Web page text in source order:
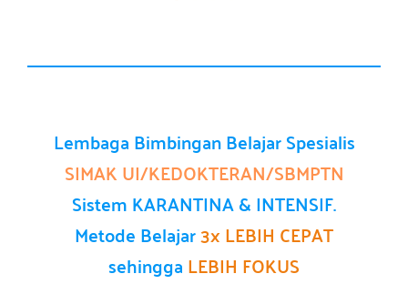
Lembaga Bimbingan Belajar Spesialis
SIMAK UI/KEDOKTERAN/SBMPTN
Sistem KARANTINA & INTENSIF.
Metode Belajar3x LEBIH CEPAT
sehinggaLEBIH FOKUS